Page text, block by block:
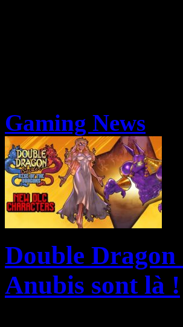
Gaming News
Double
Anubis sont là !